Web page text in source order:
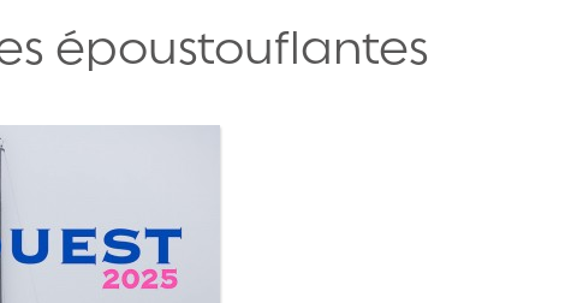
époustouflantes